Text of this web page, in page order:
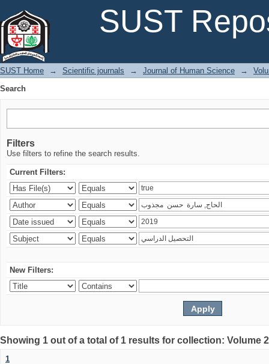
SUST
SUST Home → Scientific journals → Journal of Human Science →
Search
Filters
Use filters to refine the search results.
Current Filters:
New Filters:
Showing 1 out of a total of 1 results for collection: Volume
1